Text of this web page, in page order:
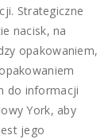
Strategiczne
nacisk, na
opakowaniem,
do informacji
York, aby
jego